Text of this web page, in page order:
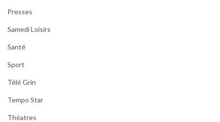
Presses
Samedi Loisirs
Santé
Sport
Télé Grin
Tempo Star
Théatres